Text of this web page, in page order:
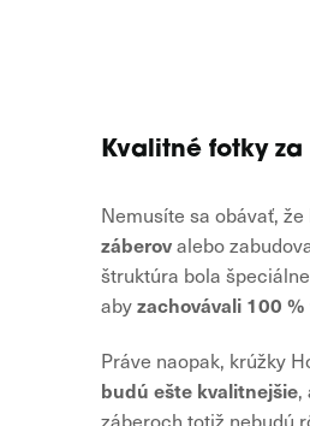
Kvalitné fotky
Nemusíte sa obávať,
záberovalebo
štruktúra bola
abyzachovávali 100
Práve naopak, krúžky
budú ešte kvalitnejšie,